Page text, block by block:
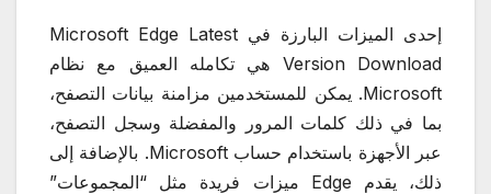
إحدى الميزات البارزة في Microsoft Edge Latest
Version Download هي تكامله العميق مع نظام
Microsoft. يمكن للمستخدمين مزامنة بيانات التصفح،
بما في ذلك كلمات المرور والمفضلة وسجل التصفح،
عبر الأجهزة باستخدام حساب Microsoft. بالإضافة إلى
ذلك، يقدم Edge ميزات فريدة مثل “المجموعات”